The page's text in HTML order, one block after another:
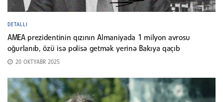
DETALLI
AMEA prezidentinin qızının Almaniyada 1 milyon avrosu
oğurlanıb, özü isə polisə getmək yerinə Bakıya qaçıb
20 OKTYABR 2025